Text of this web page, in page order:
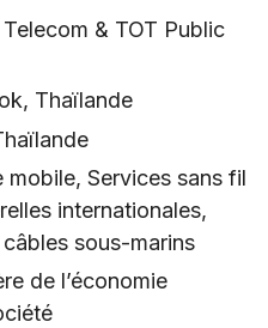
Telecom & TOT Public
Thaïlande
mobile, Services sans fil
internationales,
sous-marins
de l’économie